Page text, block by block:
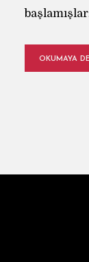
OKUMAYA